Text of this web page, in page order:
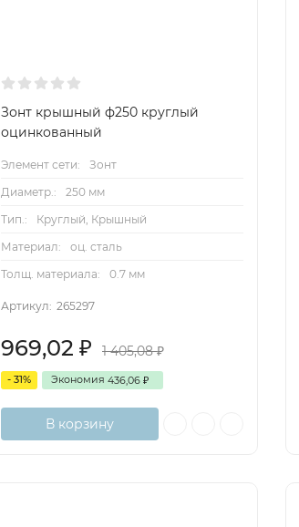
Зонт крышный ф250 круглый
оцинкованный
Элемент сети:
Зонт
Диаметр.:
250 мм
Тип.:
Круглый, Крышный
Материал:
оц. сталь
Толщ. материала:
0.7 мм
Артикул: 265297
969,02 ₽ 1 405,08₽
- 31% Экономия 436,06 ₽
В корзину